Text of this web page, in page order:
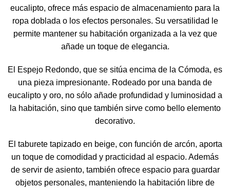
eucalipto, ofrece más espacio de almacenamiento para la
ropa doblada o los efectos personales. Su versatilidad le
permite mantener su habitación organizada a la vez que
añade un toque de elegancia.
El Espejo Redondo, que se sitúa encima de la Cómoda, es
una pieza impresionante. Rodeado por una banda de
eucalipto y oro, no sólo añade profundidad y luminosidad a
la habitación, sino que también sirve como bello elemento
decorativo.
El taburete tapizado en beige, con función de arcón, aporta
un toque de comodidad y practicidad al espacio. Además
de servir de asiento, también ofrece espacio para guardar
objetos personales, manteniendo la habitación libre de